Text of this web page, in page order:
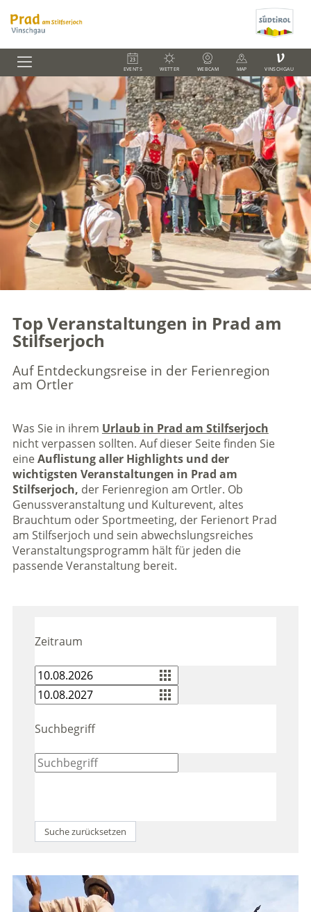
EVENTS WETTER WEBCAM MAP
V
VINSCHGAU
Top Veranstaltungen in Prad am
Stilfserjoch
Auf Entdeckungsreise in der Ferienregion
am Ortler
Was Sie in ihrem Urlaub in Prad am Stilfserjoch
nicht verpassen sollten. Auf dieser Seite finden Sie
eineAuflistung aller Highlights und der
wichtigsten Veranstaltungen in Prad am
Stilfserjoch, der Ferienregion am Ortler. Ob
Genussveranstaltung und Kulturevent, altes
Brauchtum oder Sportmeeting, der Ferienort Prad
am Stilfserjoch und sein abwechslungsreiches
Veranstaltungsprogramm hält für jeden die
passende Veranstaltung bereit.
Zeitraum
Suchbegriff
Suche zurücksetzen